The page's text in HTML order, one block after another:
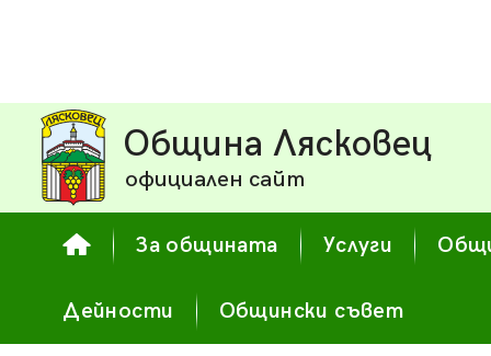
Община Лясковец
официален сайт
За общината Услуги
Дейности Общински съвет